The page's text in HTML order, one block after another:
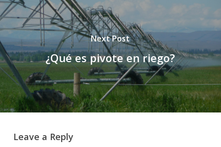
Next Post
¿Qué es pivote en riego?
Leave a Reply